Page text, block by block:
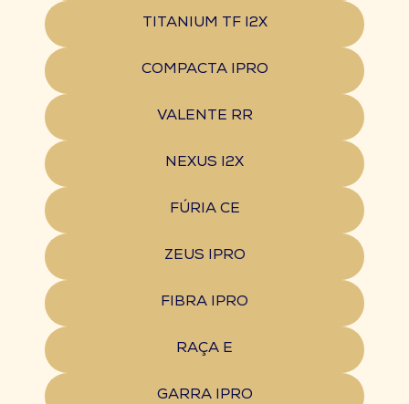
TITANIUM TF I2X
COMPACTA IPRO
VALENTE RR
NEXUS I2X
FÚRIA CE
ZEUS IPRO
FIBRA IPRO
RAÇA E
GARRA IPRO